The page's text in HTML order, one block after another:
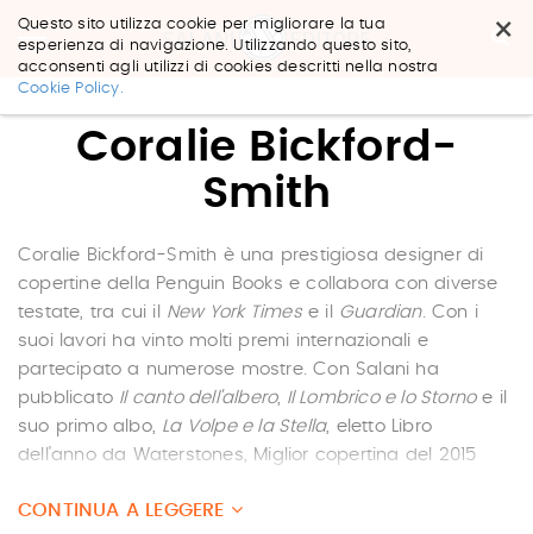
×
Questo sito utilizza cookie per migliorare la tua
esperienza di navigazione. Utilizzando questo sito,
acconsenti agli utilizzi di cookies descritti nella nostra
Cookie Policy.
Salta
Coralie Bickford-
Smith
Coralie Bickford-Smith è una prestigiosa designer di
copertine della Penguin Books e collabora con diverse
testate, tra cui il New York Timese il Guardian. Con i
suoi lavori ha vinto molti premi internazionali e
partecipato a numerose mostre. Con Salani ha
pubblicato Il canto dell'albero, Il Lombrico e lo Stornoe il
suo primo albo, La Volpe e la Stella, eletto Libro
dell'anno da Waterstones, Miglior copertina del 2015
arte da Andersen.
CONTINUA A LEGGERE